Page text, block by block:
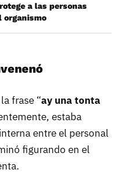
a las personas
organismo
frase “ay una tonta
estaba
entre el personal
figurando en el